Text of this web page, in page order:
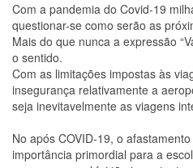
Com a pandemia do Covid-19
questionar-se como serão as
Mais do que nunca a expressão
o sentido.
Com as limitações impostas às
insegurança relativamente a
seja inevitavelmente as viagens
No após COVID-19, o
importância primordial para a